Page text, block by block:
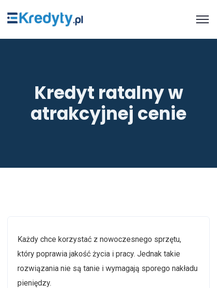
Kredyt ratalny w
atrakcyjnej cenie
Każdy chce korzystać z nowoczesnego sprzętu,
który poprawia jakość życia i pracy. Jednak takie
rozwiązania nie są tanie i wymagają sporego nakładu
pieniędzy.